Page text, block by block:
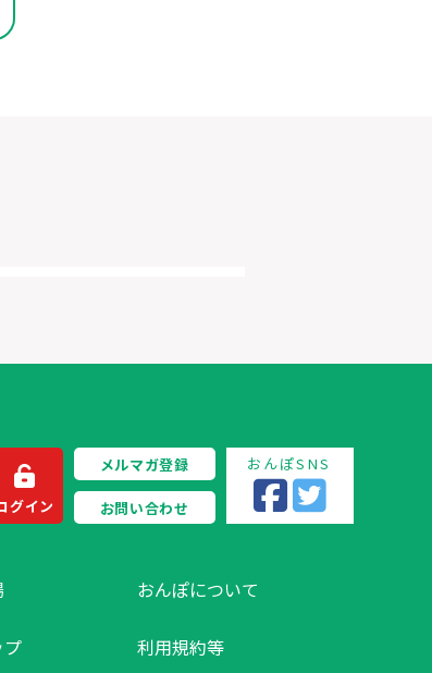
グイン
メルマガ登録
お問い合わせ
おんぽSNS
おんぽについて
利用規約等